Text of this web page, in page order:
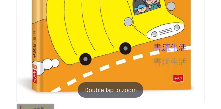
Double tap to zoom